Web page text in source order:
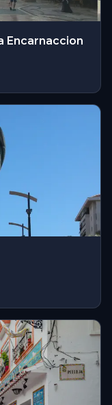
Encarnaccion